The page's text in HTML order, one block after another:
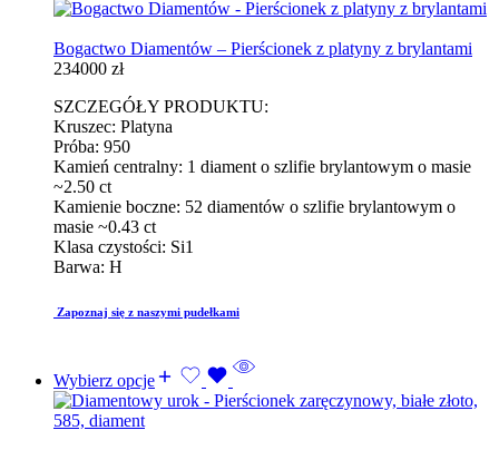
Bogactwo Diamentów – Pierścionek z platyny z brylantami
234000 zł
SZCZEGÓŁY PRODUKTU:
Kruszec: Platyna
Próba: 950
Kamień centralny: 1 diament o szlifie brylantowym o masie
~2.50 ct
Kamienie boczne: 52 diamentów o szlifie brylantowym o
masie ~0.43 ct
Klasa czystości: Si1
Barwa: H
Zapoznaj się z naszymi pudełkami
Wybierz opcje